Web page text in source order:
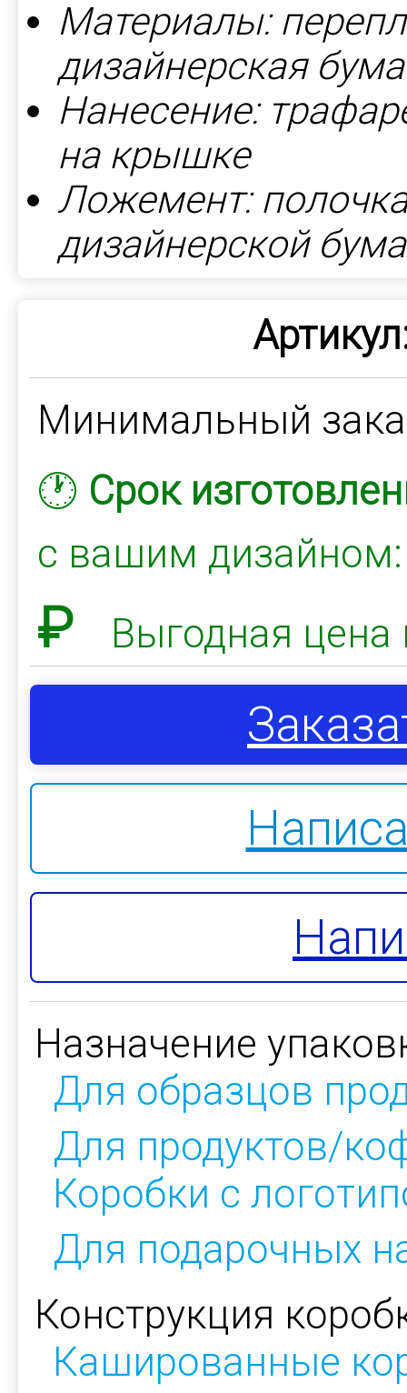
Материалы:
дизайнерская
Нанесение:
на крышке
Ложемент:
дизайнерской
Минимальный
🕐 Срок
с вашим
₽ Выгодная
Назначение
Для образцов
Для продуктов/
Коробки с
Для подарочных
Конструкция
Кашированные